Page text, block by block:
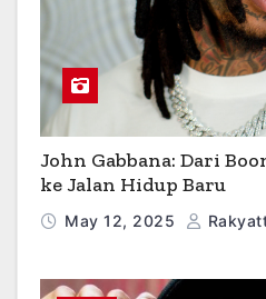
John Gabbana: Dari
ke Jalan Hidup Baru
May 12, 2025